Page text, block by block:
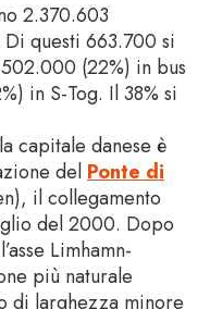
2.370.603
questi 663.700 si
(22%) in bus
in S-Tog. Il 38% si
capitale danese è
delPonte di
il collegamento
del 2000. Dopo
Limhamn-
più naturale
di larghezza minore